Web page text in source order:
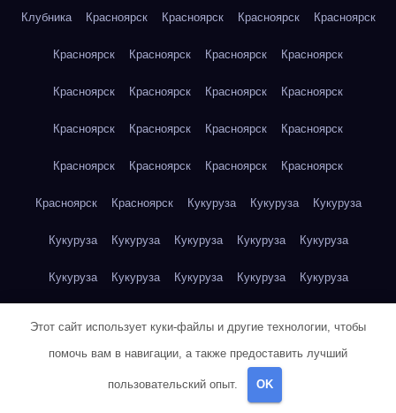
Клубника Красноярск Красноярск Красноярск Красноярск
Красноярск Красноярск Красноярск Красноярск
Красноярск Красноярск Красноярск Красноярск
Красноярск Красноярск Красноярск Красноярск
Красноярск Красноярск Красноярск Красноярск
Красноярск Красноярск Кукуруза Кукуруза Кукуруза
Кукуруза Кукуруза Кукуруза Кукуруза Кукуруза
Кукуруза Кукуруза Кукуруза Кукуруза Кукуруза
Куриная грудка Куриная грудка Куриная грудка
Куриная грудка Куриная грудка Куриная грудка
Этот сайт использует куки-файлы и другие технологии, чтобы
помочь вам в навигации, а также предоставить лучший
пользовательский опыт. OK